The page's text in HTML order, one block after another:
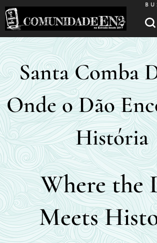
Santa Comba
Onde o Dão
História
Where the
Meets